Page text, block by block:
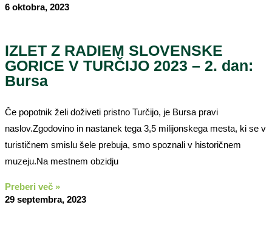
6 oktobra, 2023
IZLET Z RADIEM SLOVENSKE
GORICE V TURČIJO 2023 – 2. dan:
Bursa
Če popotnik želi doživeti pristno Turčijo, je Bursa pravi
naslov.Zgodovino in nastanek tega 3,5 milijonskega mesta, ki se v
turističnem smislu šele prebuja, smo spoznali v historičnem
muzeju.Na mestnem obzidju
Preberi več »
29 septembra, 2023